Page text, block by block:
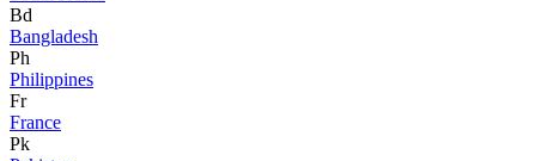
Bd
Bangladesh
Ph
Philippines
Fr
France
Pk